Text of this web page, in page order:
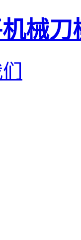
械刀